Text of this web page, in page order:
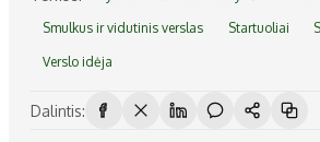
Smulkus ir vidutinis verslas Startuoliai
Verslo idėja
Dalintis: